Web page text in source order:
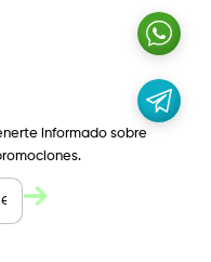
informado sobre